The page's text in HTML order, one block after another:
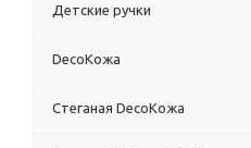
Детские ручки
DecoКожа
Стеганая DecoКожа